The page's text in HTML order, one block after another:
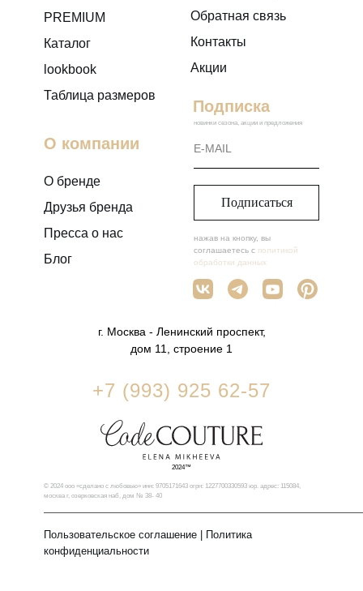
© 2024 ооо «сделано с любовью» инн: 9705171643 огрн: 1227700330593 юр. адрес: 115084,
москва г, озерковская наб, дом № 38- 40
PREMIUM
Каталог
lookbook
Таблица размеров
Обратная связь
Контакты
Акции
О бренде
Друзья бренда
Пресса о нас
Блог
Пользовательское соглашение
Политика
конфиденциальности
О компании
Подписаться
2024™
Подписка
нажав на кнопку, вы
соглашаетесь с политикой
обработки данных
новинки сезона, акции и предложения
г. Москва - Ленинский проспект,
дом 11, строение 1
+7 (993) 925 62-57